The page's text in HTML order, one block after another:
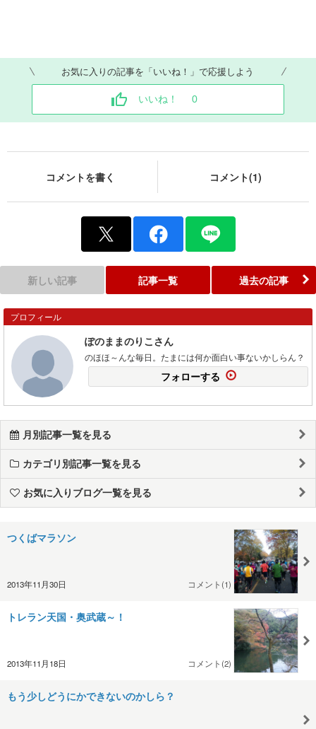
お気に入りの記事を「いいね！」で応援しよう
いいね！ 0
コメントを書く コメント(1)
新しい記事 記事一覧 過去の記事
プロフィール
ぽのままのりこさん
のほほ～んな毎日。たまには何か面白い事ないかしらん？
フォローする
月別記事一覧を見る
カテゴリ別記事一覧を見る
お気に入りブログ一覧を見る
つくばマラソン
2013年11月30日 コメント(1)
トレラン天国・奥武蔵～！
2013年11月18日 コメント(2)
もう少しどうにかできないのかしら？